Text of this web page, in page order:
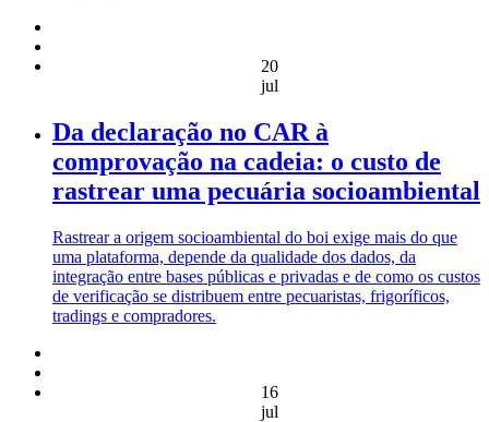
20
jul
Da declaração no CAR à
comprovação na cadeia: o custo de
rastrear uma pecuária socioambiental
Rastrear a origem socioambiental do boi exige mais do que
uma plataforma, depende da qualidade dos dados, da
integração entre bases públicas e privadas e de como os custos
de verificação se distribuem entre pecuaristas, frigoríficos,
tradings e compradores.
16
jul